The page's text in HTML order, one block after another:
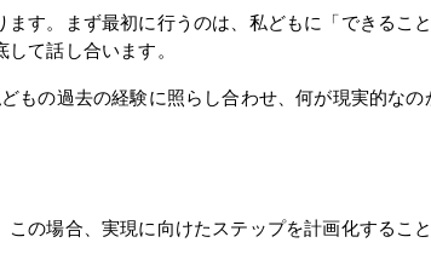
す。まず最初に行うのは、私どもに「できるこ
て話し合います。
もの過去の経験に照らし合わせ、何が現実的な
の場合、実現に向けたステップを計画化するこ